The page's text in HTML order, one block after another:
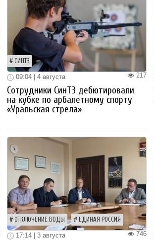
СИНТЗ
217
09:04 | 4 августа
Сотрудники СинТЗ дебютировали
на кубке по арбалетному спорту
«Уральская стрела»
ОТКЛЮЧЕНИЕ ВОДЫ ЕДИНАЯ РОССИЯ
746
17:14 | 3 августа